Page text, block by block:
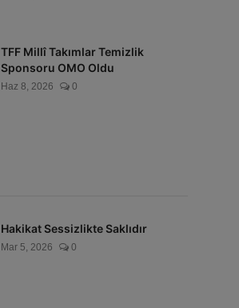
TFF Millî Takımlar Temizlik
Sponsoru OMO Oldu
Haz 8, 2026 0
Hakikat Sessizlikte Saklıdır
Mar 5, 2026 0